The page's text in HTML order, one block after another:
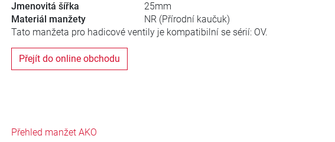
Jmenovitá šířka
25mm
Materiál manžety
NR (Přírodní kaučuk)
Tato manžeta pro hadicové ventily je kompatibilní se sérií: OV.
Přejít do online obchodu
Přehled manžet AKO